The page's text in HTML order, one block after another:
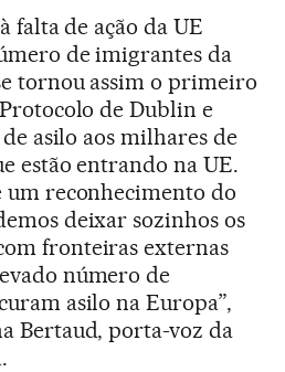
falta de ação da UE
de imigrantes da
tornou assim o primeiro
de Dublin e
asilo aos milhares de
estão entrando na UE.
um reconhecimento do
deixar sozinhos os
fronteiras externas
número de
asilo na Europa”,
Bertaud, porta-voz da